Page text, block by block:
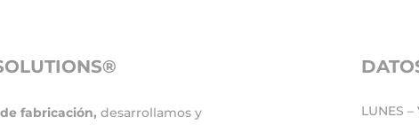
fabricación, desarrollamos y LUNES –